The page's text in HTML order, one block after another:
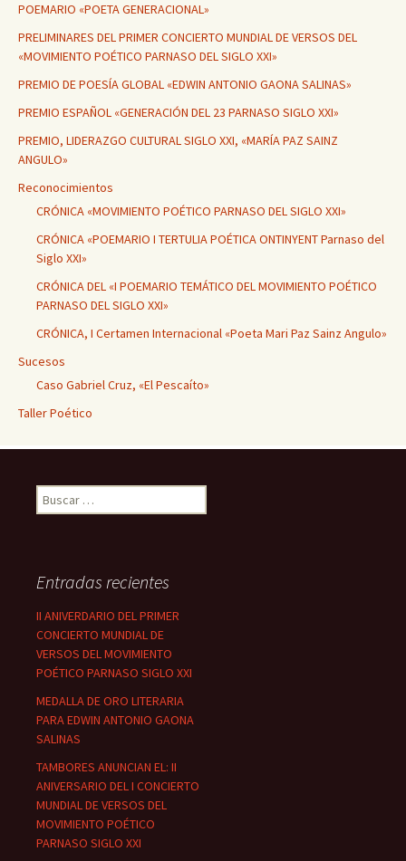
POEMARIO «POETA GENERACIONAL»
PRELIMINARES DEL PRIMER CONCIERTO MUNDIAL DE VERSOS DEL
«MOVIMIENTO POÉTICO PARNASO DEL SIGLO XXI»
PREMIO DE POESÍA GLOBAL «EDWIN ANTONIO GAONA SALINAS»
PREMIO ESPAÑOL «GENERACIÓN DEL 23 PARNASO SIGLO XXI»
PREMIO, LIDERAZGO CULTURAL SIGLO XXI, «MARÍA PAZ SAINZ
ANGULO»
Reconocimientos
CRÓNICA «MOVIMIENTO POÉTICO PARNASO DEL SIGLO XXI»
CRÓNICA «POEMARIO I TERTULIA POÉTICA ONTINYENT Parnaso del
Siglo XXI»
CRÓNICA DEL «I POEMARIO TEMÁTICO DEL MOVIMIENTO POÉTICO
PARNASO DEL SIGLO XXI»
CRÓNICA, I Certamen Internacional «Poeta Mari Paz Sainz Angulo»
Sucesos
Caso Gabriel Cruz, «El Pescaíto»
Taller Poético
Buscar:
Entradas recientes
II ANIVERDARIO DEL PRIMER
CONCIERTO MUNDIAL DE
VERSOS DEL MOVIMIENTO
POÉTICO PARNASO SIGLO XXI
MEDALLA DE ORO LITERARIA
PARA EDWIN ANTONIO GAONA
SALINAS
TAMBORES ANUNCIAN EL: II
ANIVERSARIO DEL I CONCIERTO
MUNDIAL DE VERSOS DEL
MOVIMIENTO POÉTICO
PARNASO SIGLO XXI